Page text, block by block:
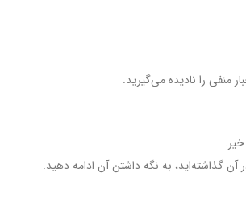
منفی را نادیده می‌گیرید.
گذاشته‌اید، به نگه داشتن آن ادامه دهید.